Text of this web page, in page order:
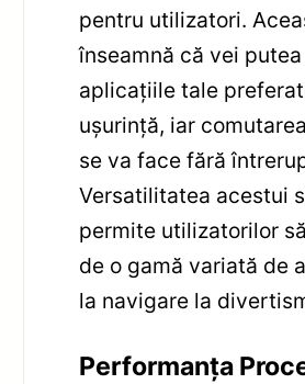
pentru utilizatori.
înseamnă că vei
aplicațiile tale
ușurință, iar
se va face fără
Versatilitatea acestui
permite utilizatorilor
de o gamă variată de
la navigare la
Performanța